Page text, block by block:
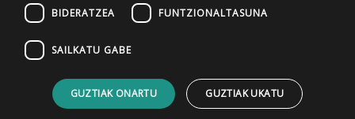
BIDERATZEA FUNTZIONALTASUNA
SAILKATU GABE
GUZTIAK ONARTU GUZTIAK UKATU